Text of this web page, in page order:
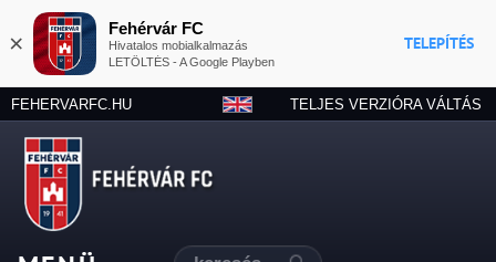
×
Fehérvár FC
Hivatalos mobialkalmazás
LETÖLTÉS - A Google Playben
TELEPÍTÉS
FEHERVARFC.HU TELJES VERZIÓRA VÁLTÁS